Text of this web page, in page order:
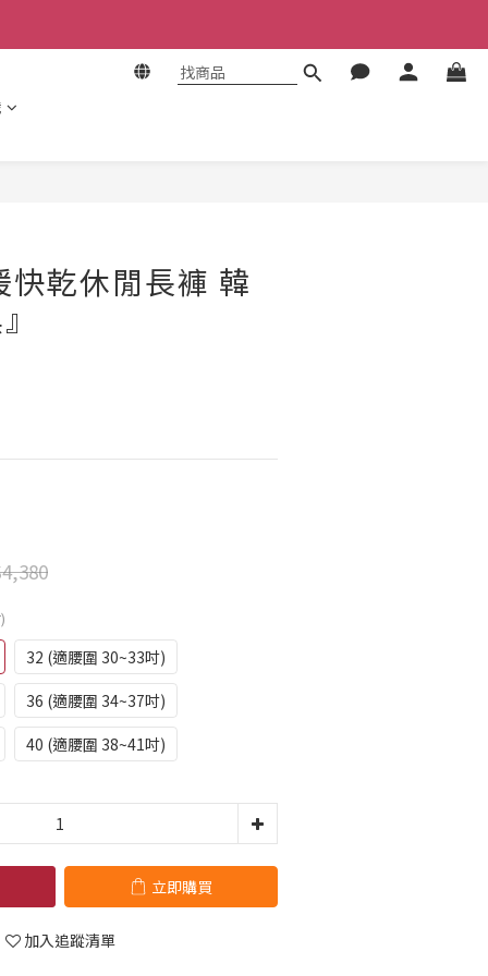
快乾休閒長褲 韓
32 (適腰圍 30~33吋)
36 (適腰圍 34~37吋)
40 (適腰圍 38~41吋)
立即購買
加入追蹤清單